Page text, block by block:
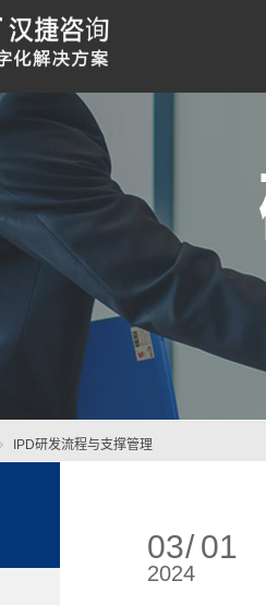
IPD研发流程与支撑管理
03/ 01
2024